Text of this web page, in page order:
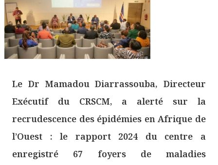
Le Dr Mamadou Diarrassouba, Directeur
Exécutif du CRSCM, a alerté sur la
recrudescence des épidémies en Afrique de
l’Ouest : le rapport 2024 du centre a
enregistré 67 foyers de maladies